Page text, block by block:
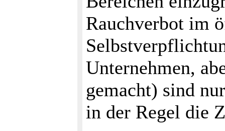
Rauchverbot im
Unternehmen,
gemacht) sind
in der Regel die